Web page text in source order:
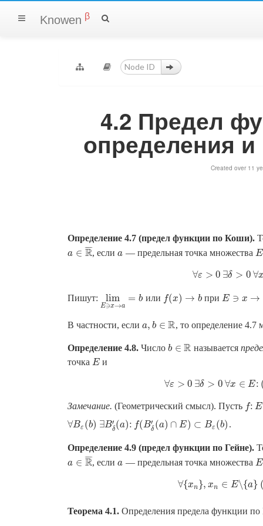
Knowen β
4.2 Предел
определения и
Created over 11
Определение 4.7 (предел функции по Коши).
a ∈ R
¯¯
¯¯
a∈R¯, еслиa
a — предельная точка множества E
E
∀ε > 0 ∃δ > 0 ∀
∀ε>0 ∃δ> 0
Пишут: lim
E∋x→a
= b
limE∋ x→a =b
или f(x) → b
f(x)→b при E ∋ x →
E∋x → a
В частности, если a, b ∈ R
a,b∈R , то определение
Определение 4.8. Число b ∈ R
b ∈ R называется
точка E
E и
∀ε > 0 ∃δ > 0 ∀x ∈ E:
∀ε >0 ∃δ > 0 ∀ x
Замечание. (Геометрический смысл). Пусть f: E
f:E
∀Bε (b) ∃B′
δ (a): f(B′
δ (a) ∩ E) ⊂ Bε (b)
∀Bε(b) ∃Bδ′(a):f Bδ′(a)∩E)⊂Bε (b) .
Определение 4.9 (предел функции по Гейне).
a ∈ R
¯¯
¯¯
a∈R¯, еслиa
a — предельная точка множества E
E
∀{xn }, xn ∈ E∖{a}
∀{ xn},x n∈E∖{a} (
Теорема 4.1. Определения предела функции